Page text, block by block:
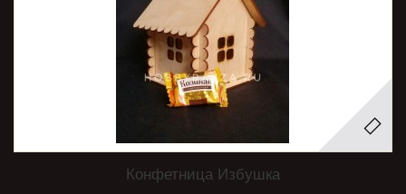
Конфетница Избушка